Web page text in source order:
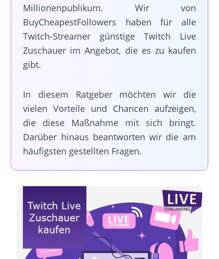
Millionenpublikum. Wir von
BuyCheapestFollowers haben für alle
Twitch-Streamer günstige Twitch Live
Zuschauer im Angebot, die es zu kaufen
gibt.
In diesem Ratgeber möchten wir die
vielen Vorteile und Chancen aufzeigen,
die diese Maßnahme mit sich bringt.
Darüber hinaus beantworten wir die am
häufigsten gestellten Fragen.